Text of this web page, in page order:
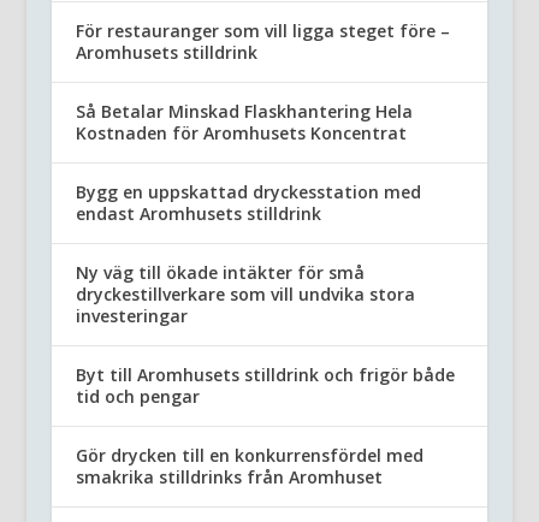
För restauranger som vill ligga steget före –
Aromhusets stilldrink
Så Betalar Minskad Flaskhantering Hela
Kostnaden för Aromhusets Koncentrat
Bygg en uppskattad dryckesstation med
endast Aromhusets stilldrink
Ny väg till ökade intäkter för små
dryckestillverkare som vill undvika stora
investeringar
Byt till Aromhusets stilldrink och frigör både
tid och pengar
Gör drycken till en konkurrensfördel med
smakrika stilldrinks från Aromhuset